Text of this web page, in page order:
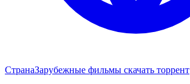
СтранаЗарубежные фильмы скачать торрент